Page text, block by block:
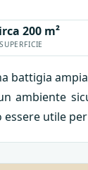
SUPERFICIE
200 m²
battigia
ambiente
utile